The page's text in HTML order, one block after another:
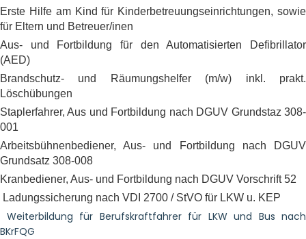
Erste Hilfe am Kind für Kinderbetreuungseinrichtungen, sowie
für Eltern und Betreuer/inen
Aus- und Fortbildung für den Automatisierten Defibrillator
(AED)
Brandschutz- und Räumungshelfer (m/w) inkl. prakt.
Löschübungen
Staplerfahrer, Aus und Fortbildung nach DGUV Grundstaz 308-
001
Arbeitsbühnenbediener, Aus- und Fortbildung nach DGUV
Grundsatz 308-008
Kranbediener, Aus- und Fortbildung nach DGUV Vorschrift 52
Ladungssicherung nach VDI 2700 / StVO für LKW u. KEP
Weiterbildung für Berufskraftfahrer für LKW und Bus nach
BKrFQG